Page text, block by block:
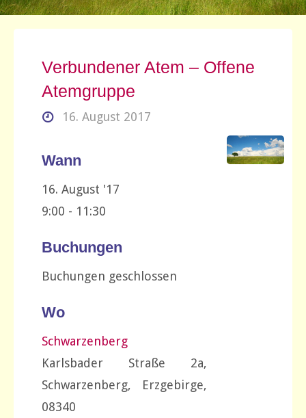
Verbundener Atem – Offene
Atemgruppe
16. August 2017
Wann
16. August '17
9:00 - 11:30
Buchungen
Buchungen geschlossen
Wo
Schwarzenberg
Karlsbader Straße 2a,
Schwarzenberg, Erzgebirge,
08340